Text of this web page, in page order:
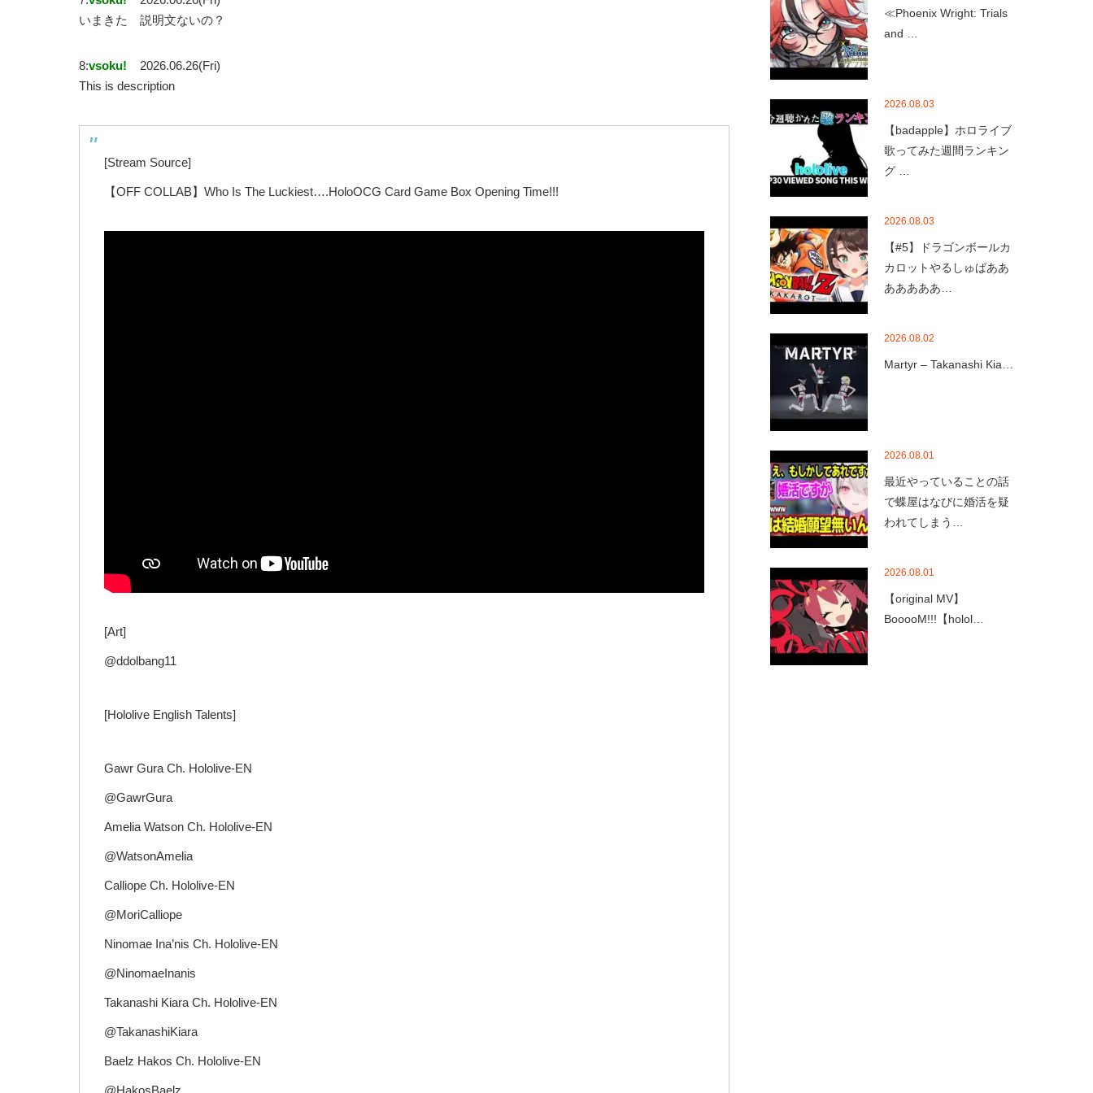
いまきた 説明文ないの？
8:vsoku!
2026.06.26(Fri)
This is description
[Stream Source]
【OFF COLLAB】Who Is The Luckiest….HoloOCG Card Game Box Opening Time!!!
[Art]
@ddolbang11
[Hololive English Talents]
Gawr Gura Ch. Hololive-EN
@GawrGura
Amelia Watson Ch. Hololive-EN
@WatsonAmelia
Calliope Ch. Hololive-EN
@MoriCalliope
Ninomae Ina’nis Ch. Hololive-EN
@NinomaeInanis
Takanashi Kiara Ch. Hololive-EN
@TakanashiKiara
Baelz Hakos Ch. Hololive-EN
@HakosBaelz
≪Phoenix Wright: Trials
and …
2026.08.03
【badapple】ホロライブ
歌ってみた週間ランキン
グ …
2026.08.03
【#5】ドラゴンボールカ
カロットやるしゅばああ
あああああ…
2026.08.02
Martyr – Takanashi Kia…
2026.08.01
最近やっていることの話
で蝶屋はなびに婚活を疑
われてしまう…
2026.08.01
【original MV】
BooooM!!!【holol…